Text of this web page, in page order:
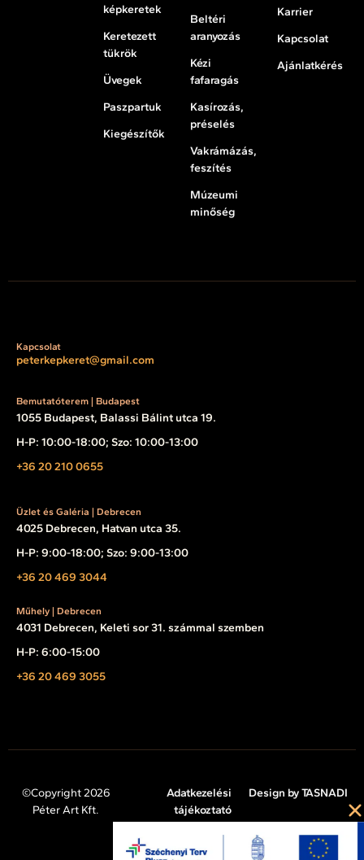
képkeretek
Keretezett
tükrök
Üvegek
Paszpartuk
Kiegészítők
Beltéri
aranyozás
Kézi
fafaragás
Kasírozás,
préselés
Vakrámázás,
feszítés
Múzeumi
minőség
Karrier
Kapcsolat
Ajánlatkérés
Kapcsolat
peterkepkeret@gmail.com
Bemutatóterem | Budapest
1055 Budapest, Balassi Bálint utca 19.
H-P: 10:00-18:00; Szo: 10:00-13:00
+36 20 210 0655
Üzlet és Galéria | Debrecen
4025 Debrecen, Hatvan utca 35.
H-P: 9:00-18:00; Szo: 9:00-13:00
+36 20 469 3044
Műhely | Debrecen
4031 Debrecen, Keleti sor 31. számmal szemben
H-P: 6:00-15:00
+36 20 469 3055
©Copyright 2026
Péter Art Kft.
Adatkezelési
tájékoztató
Cookie tájékoztató
Design by TASNADI